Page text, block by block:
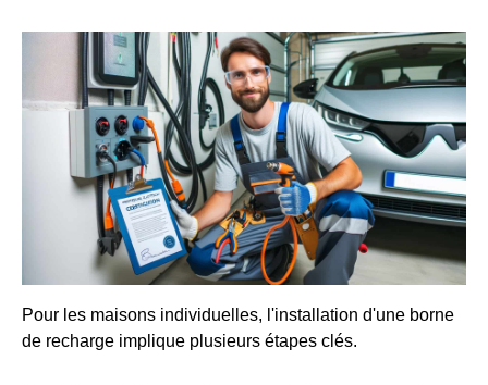
Pour les maisons individuelles, l'installation d'une borne
de recharge implique plusieurs étapes clés.